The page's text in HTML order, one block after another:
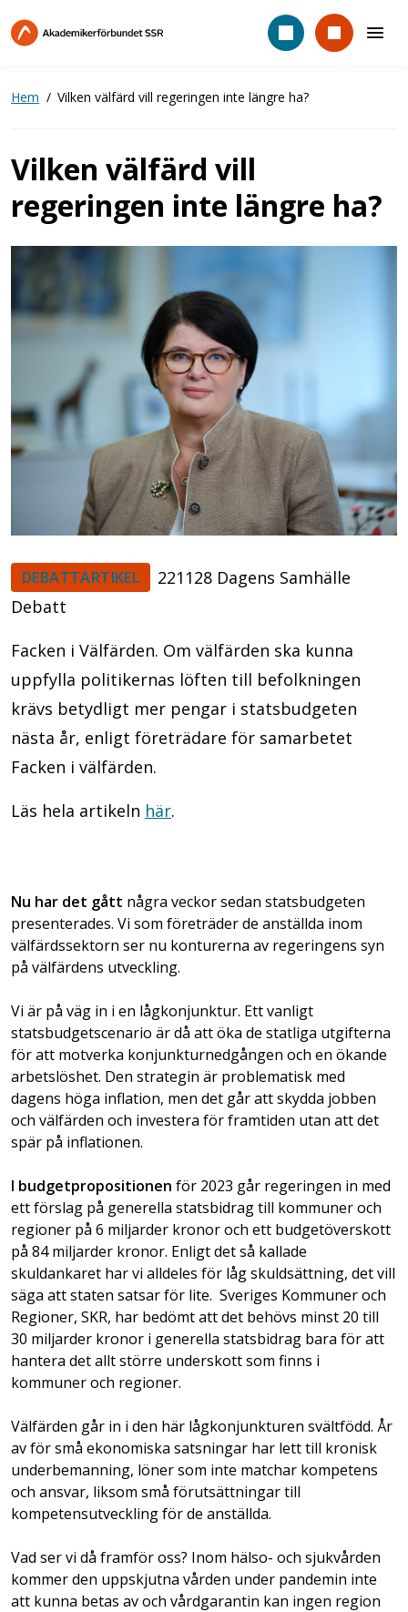
till
Hem Vilken välfärd vill regeringen inte längre ha?
Vilken välfärd vill
regeringen inte längre ha?
DEBATTARTIKEL
221128 Dagens Samhälle
Debatt
Facken i Välfärden. Om välfärden ska kunna
uppfylla politikernas löften till befolkningen
krävs betydligt mer pengar i statsbudgeten
nästa år, enligt företrädare för samarbetet
Facken i välfärden.
Läs hela artikeln här.
Nu har det gått några veckor sedan statsbudgeten
presenterades. Vi som företräder de anställda inom
välfärdssektorn ser nu konturerna av regeringens syn
på välfärdens utveckling.
Vi är på väg in i en lågkonjunktur. Ett vanligt
statsbudgetscenario är då att öka de statliga utgifterna
för att motverka konjunkturnedgången och en ökande
arbetslöshet. Den strategin är problematisk med
dagens höga inflation, men det går att skydda jobben
och välfärden och investera för framtiden utan att det
spär på inflationen.
I budgetpropositionen för 2023 går regeringen in med
ett förslag på generella statsbidrag till kommuner och
regioner på 6 miljarder kronor och ett budgetöverskott
på 84 miljarder kronor. Enligt det så kallade
skuldankaret har vi alldeles för låg skuldsättning, det vill
säga att staten satsar för lite. Sveriges Kommuner och
Regioner, SKR, har bedömt att det behövs minst 20 till
30 miljarder kronor i generella statsbidrag bara för att
hantera det allt större underskott som finns i
kommuner och regioner.
Välfärden går in i den här lågkonjunkturen svältfödd. År
av för små ekonomiska satsningar har lett till kronisk
underbemanning, löner som inte matchar kompetens
och ansvar, liksom små förutsättningar till
kompetensutveckling för de anställda.
Vad ser vi då framför oss? Inom hälso- och sjukvården
kommer den uppskjutna vården under pandemin inte
att kunna betas av och vårdgarantin kan ingen region